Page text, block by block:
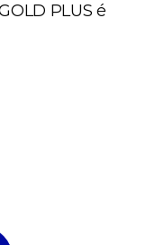
PLUS é